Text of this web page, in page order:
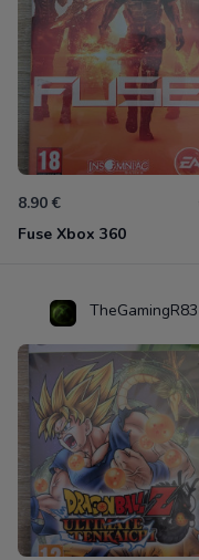
8.90 €
Fuse Xbox 360
TheGamingR83